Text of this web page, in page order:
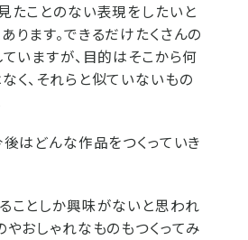
たことのない表現をしたいと
ります。できるだけたくさんの
いますが、目的はそこから何
く、それらと似ていないもの
後はどんな作品をつくっていき
ことしか興味がないと思われ
やおしゃれなものもつくってみ